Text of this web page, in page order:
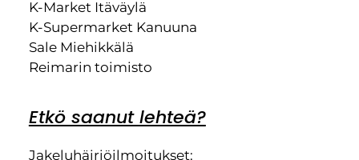
K-Market Itäväylä
K-Supermarket Kanuuna
Sale Miehikkälä
Reimarin toimisto
Etkö saanut lehteä?
Jakeluhäiriöilmoitukset: